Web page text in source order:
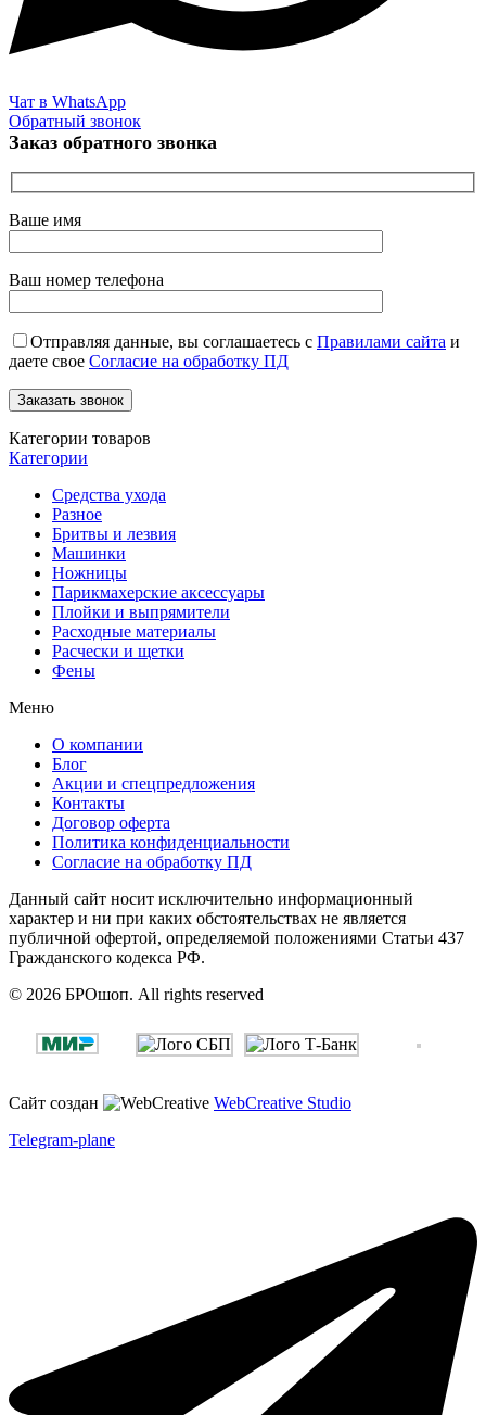
Чат в WhatsApp
Обратный звонок
Заказ обратного звонка
Ваше имя
Ваш номер телефона
Отправляя данные, вы соглашаетесь с Правилами сайта и
даете свое Согласие на обработку ПД
Категории товаров
Категории
Средства ухода
Разное
Бритвы и лезвия
Машинки
Ножницы
Парикмахерские аксессуары
Плойки и выпрямители
Расходные материалы
Расчески и щетки
Фены
Меню
О компании
Блог
Акции и спецпредложения
Контакты
Договор оферта
Политика конфиденциальности
Согласие на обработку ПД
Данный сайт носит исключительно информационный
характер и ни при каких обстоятельствах не является
публичной офертой, определяемой положениями Статьи 437
Гражданского кодекса РФ.
© 2026 БРОшоп. All rights reserved
Сайт создан
WebCreative Studio
Telegram-plane